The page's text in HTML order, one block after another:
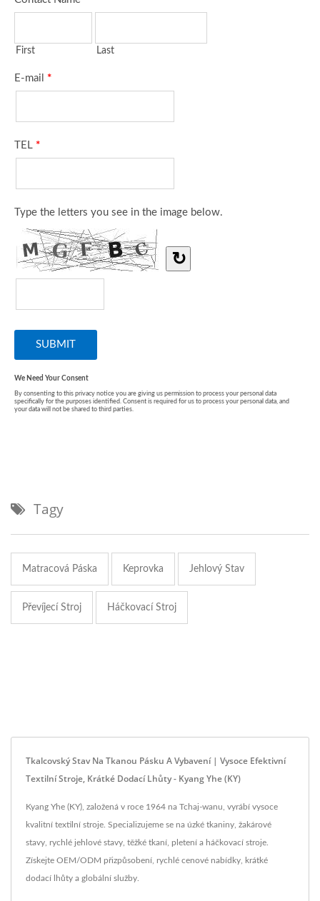
Tagy
Matracová Páska Keprovka Jehlový Stav
Převíjecí Stroj Háčkovací Stroj
Tkalcovský Stav Na Tkanou Pásku A Vybavení | Vysoce Efektivní
Textilní Stroje, Krátké Dodací Lhůty - Kyang Yhe (KY)
Kyang Yhe (KY), založená v roce 1964 na Tchaj-wanu, vyrábí vysoce
kvalitní textilní stroje. Specializujeme se na úzké tkaniny, žakárové
stavy, rychlé jehlové stavy, těžké tkaní, pletení a háčkovací stroje.
Získejte OEM/ODM přizpůsobení, rychlé cenové nabídky, krátké
dodací lhůty a globální služby.